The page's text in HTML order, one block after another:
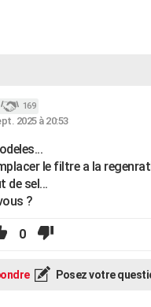
169
2025 à 20:53
le filtre a la
de sel...
?
0
Posez votre